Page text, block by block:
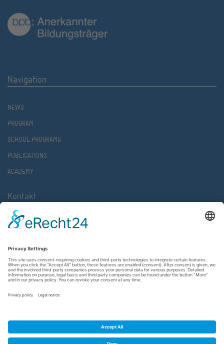
Navigation
NEWS
PROGRAM
SCHOOL PROGRAMS
PUBLICATIONS
ACADEMY
Kontakt
Atlantische Akademie Rheinland-Pfalz e.V.
67657 Kaiserslautern
FON 0631 36610-0
FAX 0631 36610-15
©2026 Atlantische Akademie Rheinland-Pfalz e. V. |
Terms and Conditions